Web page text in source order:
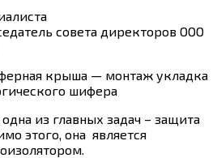
совета директоров ООО
крыша — монтаж укладка
шифера
из главных задач – защита
этого, она является